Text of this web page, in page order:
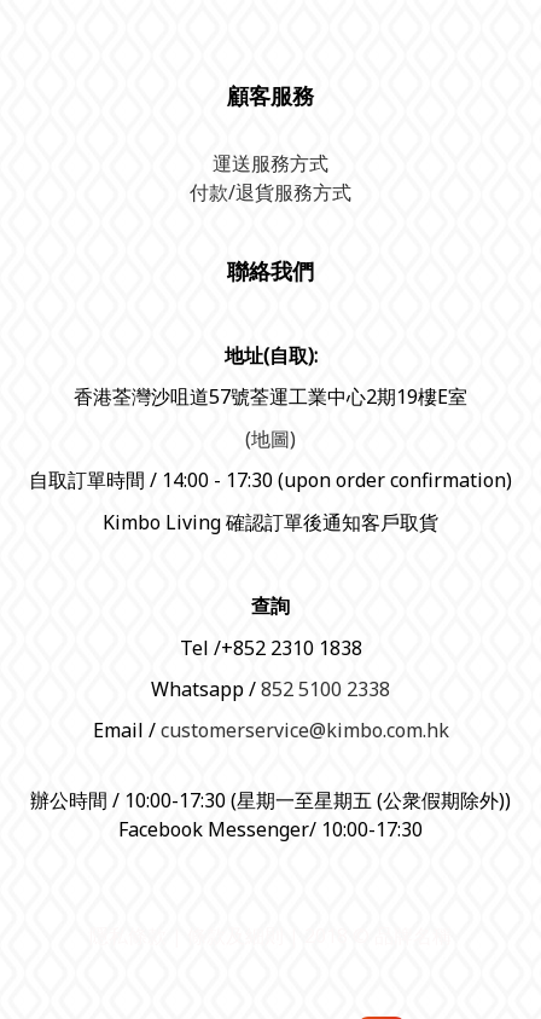
顧客服務
運送服務方式
付款/退貨服務方式
聯絡我們
地址(自取):
香港荃灣沙咀道57號荃運工業中心2期19樓E室
(地圖)
自取訂單時間 / 14:00 - 17:30 (upon order confirmation)
Kimbo Living 確認訂單後通知客戶取貨
查詢
Tel /+852 2310 1838
Whatsapp /852 5100 2338
Email /customerservice@kimbo.com.hk
辦公時間 / 10:00-17:30 (星期一至星期五 (公衆假期除外))
Facebook Messenger/ 10:00-17:30